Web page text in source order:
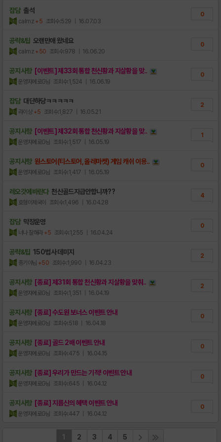
잡담 출석
calmz +5 조회수:529 | 16.07.03
0
공략&팁 오랜만애 왔네요
calmz +50 조회수:978 | 16.06.20
0
공지사항 [이벤트] 제33회 통합 천신황과 지살황을 맞..
운영자에로G님 조회수:1,524 | 16.06.19
0
잡담 대단하당ㅋㅋㅋㅋㅋ
라이샹 +5 조회수:1,827 | 16.05.21
2
공지사항 [이벤트] 제32회 통합 천신황과 지살황을 맞..
운영자에로G님 조회수:1,517 | 16.05.19
1
공지사항 원스토어(티스토어, 올레마켓) 게임 캐쉬 이용..
운영자에로G님 조회수:1,417 | 16.05.19
0
레오갓에바란다 천신골드지급안합니까??
호형이제국이 조회수:1,496 | 16.04.28
4
잡담 막장운영
너나 잘해라 +5 조회수:1,255 | 16.04.24
0
공략&팁 150법사 데미지
종기야님 +50 조회수:1,990 | 16.04.23
2
공지사항 [종료] 제31회 통합 천신황과 지살황을 맞춰..
운영자에로G님 조회수:1,351 | 16.04.19
2
공지사항 [종료] 수도원 보너스 이벤트 안내
운영자에로G님 조회수:518 | 16.04.18
0
공지사항 [종료] 골드 2배 이벤트 안내
운영자에로G님 조회수:475 | 16.04.15
0
공지사항 [종료] 우리가 만드는 기적! 이벤트 안내
운영자에로G님 조회수:645 | 16.04.12
0
공지사항 [종료] 지름신의 혜택 이벤트 안내
운영자에로G님 조회수:447 | 16.04.12
0
1 2 3 4 5